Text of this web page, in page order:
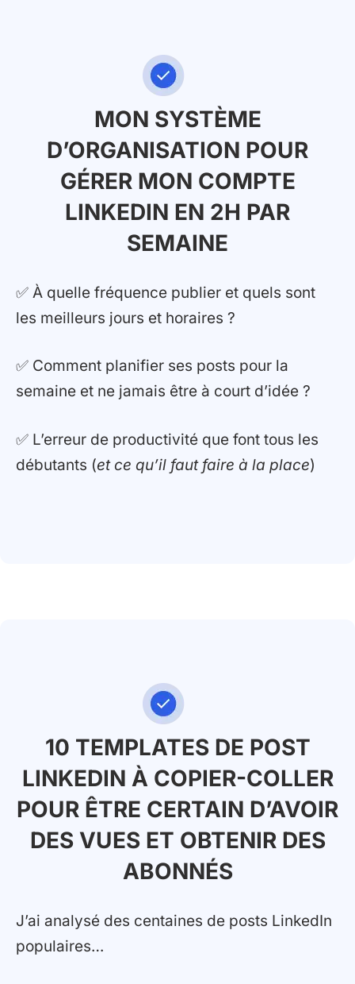
MON SYSTÈME
D’ORGANISATION POUR
GÉRER MON COMPTE
LINKEDIN EN 2H PAR
SEMAINE
✅ À quelle fréquence publier et quels sont
les meilleurs jours et horaires ?
✅ Comment planifier ses posts pour la
semaine et ne jamais être à court d’idée ?
✅ L’erreur de productivité que font tous les
débutants (et ce qu’il faut faire à la place)
10 TEMPLATES DE POST
LINKEDIN À COPIER-COLLER
POUR ÊTRE CERTAIN D’AVOIR
DES VUES ET OBTENIR DES
ABONNÉS
J’ai analysé des centaines de posts LinkedIn
populaires…